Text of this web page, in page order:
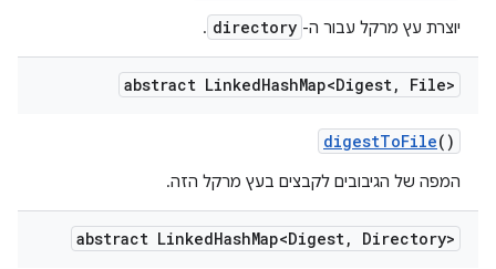
יוצרת עץ מרקל עבור ה- directory
.
abstract LinkedHashMap<Digest, File>
digestToFile()
המפה של הגיבובים לקבצים בעץ מרקל הזה.
abstract LinkedHashMap<Digest, Directory>